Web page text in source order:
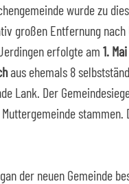
wurde zu
großen Entfernung
erfolgte am 1.
aus ehemals 8
Lank. Der
stammen.
der neuen Gemeinde